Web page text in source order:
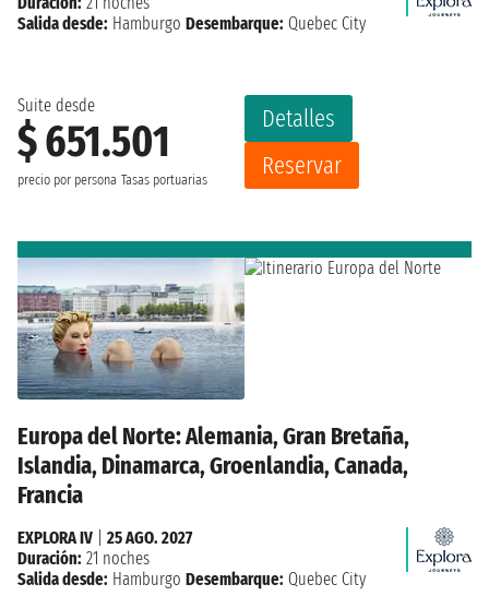
Suite desde
$ 651.501
precio por persona Tasas portuarias
Detalles
Reservar
Salida desde: Hamburgo Desembarque: Quebec City
Europa del Norte: Alemania, Gran Bretaña,
Islandia, Dinamarca, Groenlandia, Canada,
Francia
EXPLORA IV
25 AGO. 2027
Duración: 21 noches
Salida desde: Hamburgo Desembarque: Quebec City